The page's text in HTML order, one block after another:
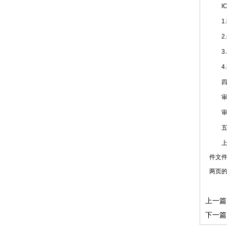
ICP
2.企
3.与
4.变
四、
审
审
五
上述
件文
两页
上一篇
下一篇